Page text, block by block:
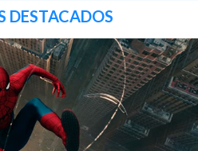
DESTACADOS